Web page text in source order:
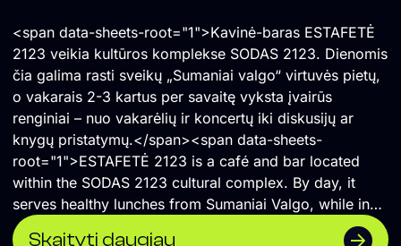
<span data-sheets-root="1">Kavinė-baras ESTAFETĖ
2123 veikia kultūros komplekse SODAS 2123. Dienomis
čia galima rasti sveikų „Sumaniai valgo“ virtuvės pietų,
o vakarais 2-3 kartus per savaitę vyksta įvairūs
renginiai – nuo vakarėlių ir koncertų iki diskusijų ar
knygų pristatymų.</span><span data-sheets-
root="1">ESTAFETĖ 2123 is a café and bar located
within the SODAS 2123 cultural complex. By day, it
serves healthy lunches from Sumaniai Valgo, while in
the evenings it hosts a diverse programme of events
Skaityti daugiau